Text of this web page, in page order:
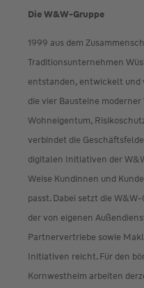
Die W&W-Gruppe
1999 aus dem
Traditionsunternehmen
entstanden, entwickelt und
die vier Bausteine
Wohneigentum,
verbindet die
digitalen Initiativen der
Weise Kundinnen und
passt. Dabei setzt die
der von eigenen
Partnervertriebe sowie
Initiativen reicht. Für den
Kornwestheim arbeiten